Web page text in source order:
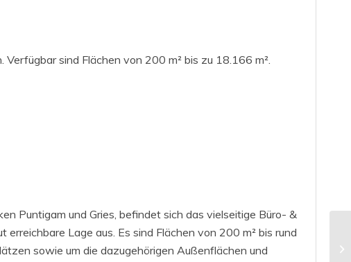
sind Flächen von 200 m² bis zu 18.166 m².
Puntigam und Gries, befindet sich das vielseitige Büro- &
Lage aus. Es sind Flächen von 200 m² bis rund
sowie um die dazugehörigen Außenflächen und